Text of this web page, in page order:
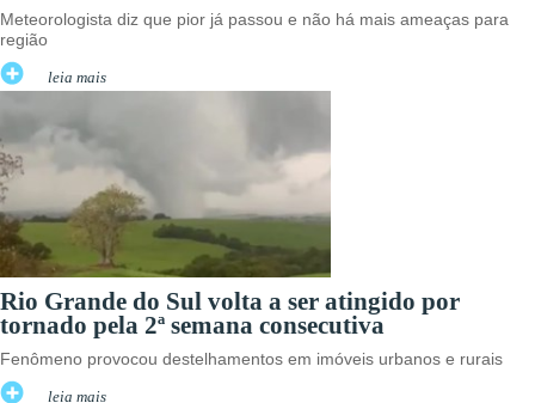
Meteorologista diz que pior já passou e não há mais ameaças para
região
leia mais
Rio Grande do Sul volta a ser atingido por
tornado pela 2ª semana consecutiva
Fenômeno provocou destelhamentos em imóveis urbanos e rurais
leia mais